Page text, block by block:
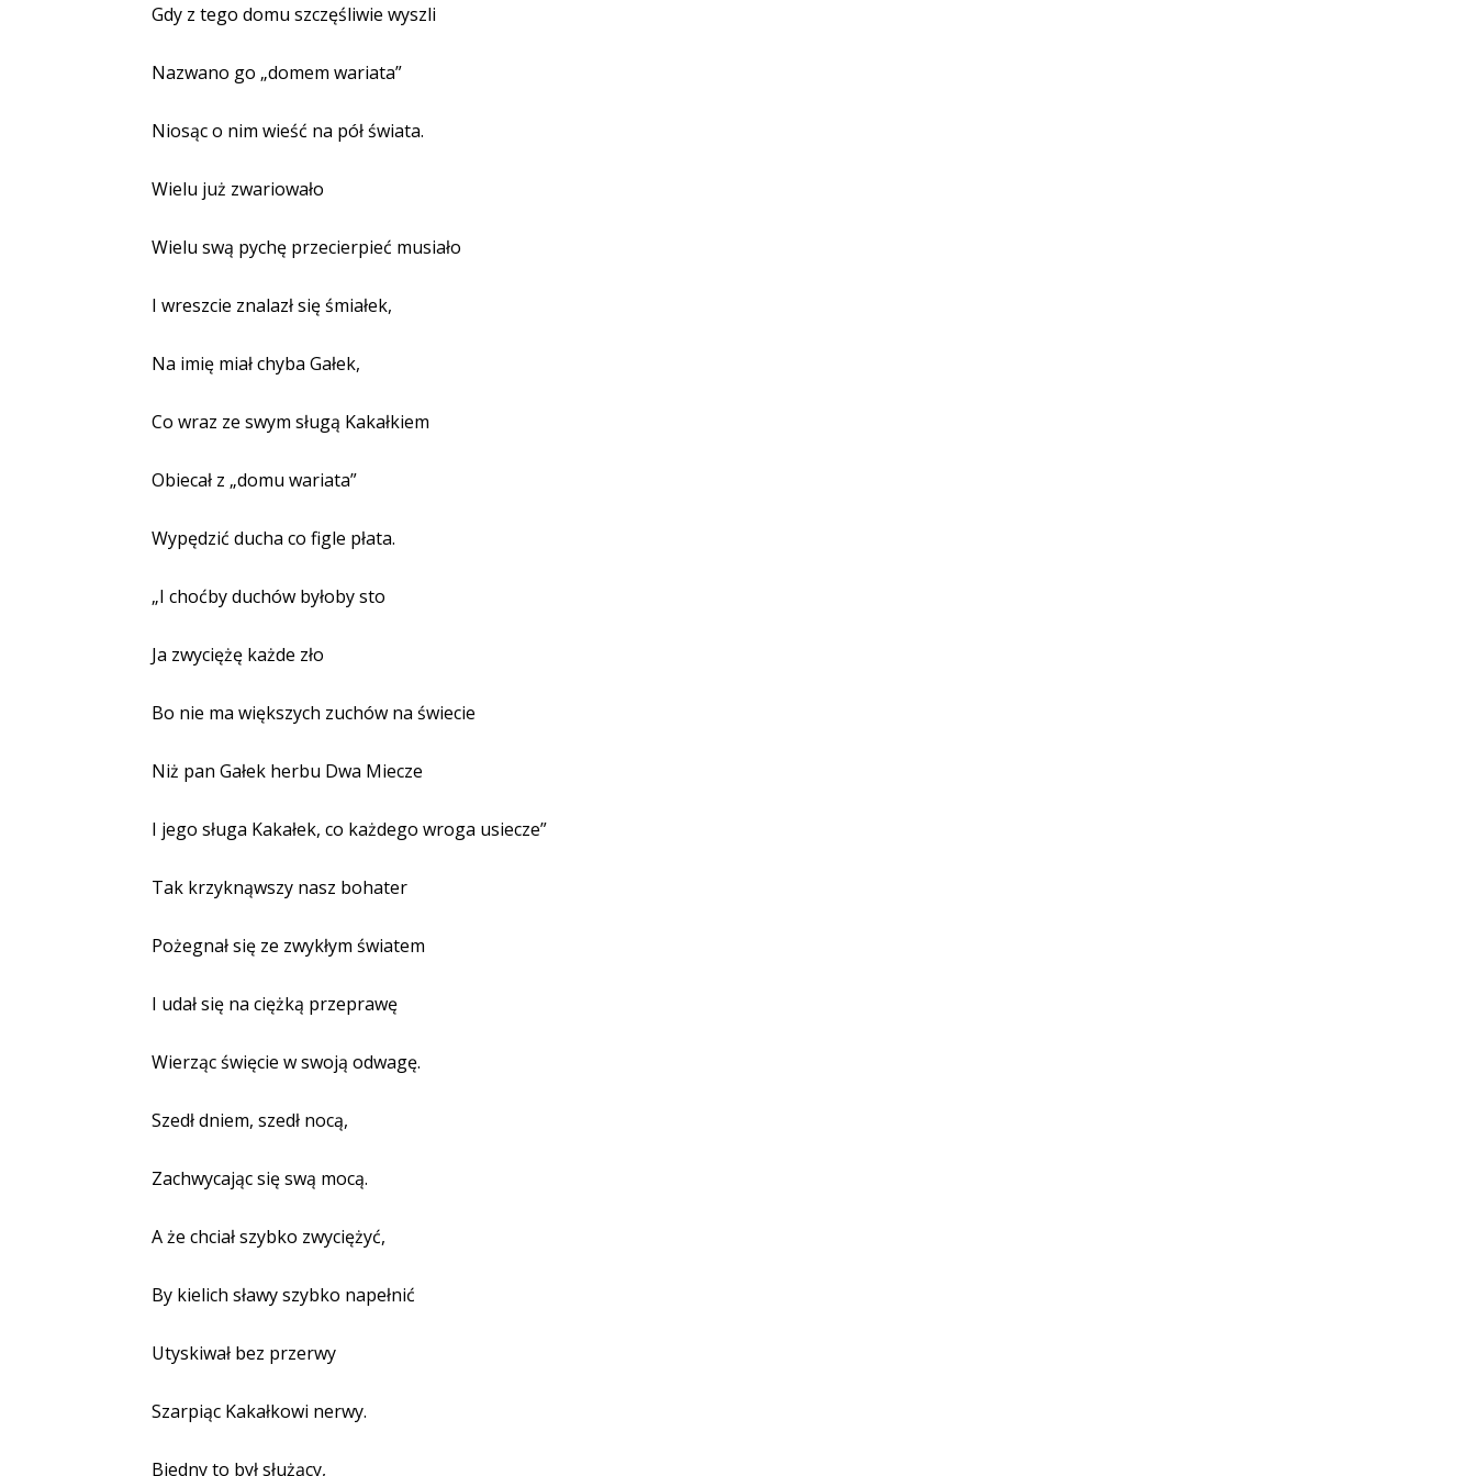
Gdy z tego domu szczęśliwie wyszli
Nazwano go „domem wariata”
Niosąc o nim wieść na pół świata.
Wielu już zwariowało
Wielu swą pychę przecierpieć musiało
I wreszcie znalazł się śmiałek,
Na imię miał chyba Gałek,
Co wraz ze swym sługą Kakałkiem
Obiecał z „domu wariata”
Wypędzić ducha co figle płata.
„I choćby duchów byłoby sto
Ja zwyciężę każde zło
Bo nie ma większych zuchów na świecie
Niż pan Gałek herbu Dwa Miecze
I jego sługa Kakałek, co każdego wroga usiecze”
Tak krzyknąwszy nasz bohater
Pożegnał się ze zwykłym światem
I udał się na ciężką przeprawę
Wierząc święcie w swoją odwagę.
Szedł dniem, szedł nocą,
Zachwycając się swą mocą.
A że chciał szybko zwyciężyć,
By kielich sławy szybko napełnić
Utyskiwał bez przerwy
Szarpiąc Kakałkowi nerwy.
Biedny to był służący,